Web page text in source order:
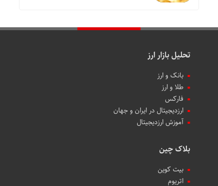
تحلیل بازار ارز
بانک و ارز
طلا و ارز
فارکس
ارزدیجیتال در ایران و جهان
آموزش ارزدیجیتال
بلاک چین
بیت کوین
اتریوم